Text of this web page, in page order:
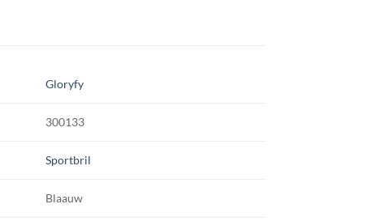
Gloryfy
300133
Sportbril
Blaauw